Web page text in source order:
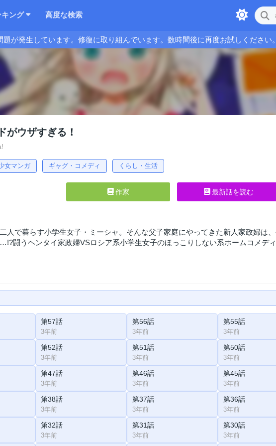
キング 高度な検索
題が発生しています。修復に取り組んでいます。数時間後に再度お試しください。
がウザすぎる！
女マンガ ギャグ・コメディ くらし・生活
作家 最新話を読む
人で暮らす小学生女子・ミーシャ。そんな父子家庭にやってきた新人家政婦は
闘うヘンタイ家政婦VSロシア系小学生女子のほっこりしない系ホームコメデ
第57話
3年前
第56話
3年前
第55話
3年前
第52話
3年前
第51話
3年前
第50話
3年前
第47話
3年前
第46話
3年前
第45話
3年前
第38話
3年前
第37話
3年前
第36話
3年前
第32話
3年前
第31話
3年前
第30話
3年前